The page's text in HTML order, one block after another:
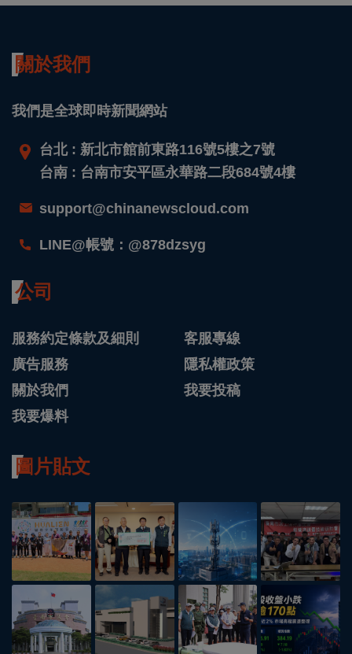
關於我們
我們是全球即時新聞網站
台北 : 新北市館前東路116號5樓之7號
台南 : 台南市安平區永華路二段684號4樓
support@chinanewscloud.com
LINE@帳號：@878dzsyg
公司
服務約定條款及細則
客服專線
廣告服務
隱私權政策
關於我們
我要投稿
我要爆料
圖片貼文